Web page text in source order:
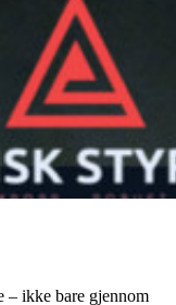
– ikke bare gjennom